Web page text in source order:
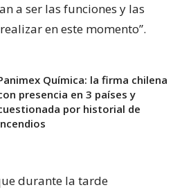
a ser las funciones y las
en este momento”.
Química: la firma chilena
presencia en 3 países y
por historial de
durante la tarde